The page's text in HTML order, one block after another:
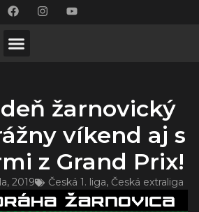
žarnovický
víkend aj s
z Grand Prix!
2019 Česká 1. liga, Česká extraliga